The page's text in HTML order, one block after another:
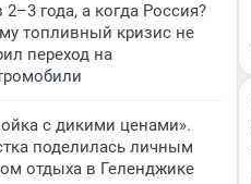
2–3 года, а когда Россия?
топливный кризис не
переход на
с дикими ценами».
поделилась личным
отдыха в Геленджике